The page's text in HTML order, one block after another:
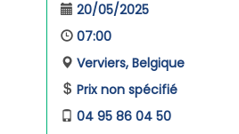
20/05/2025
07:00
Verviers, Belgique
Prix non spécifié
04 95 86 04 50